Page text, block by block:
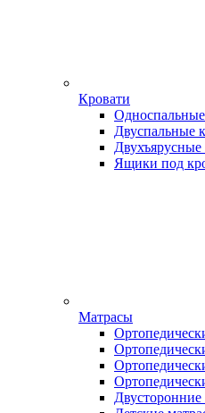
Кровати
Двуспальные
Двухъярусные
Ящики под
Матрасы